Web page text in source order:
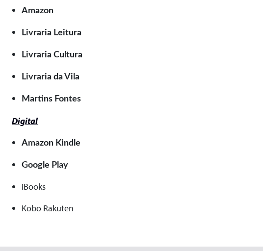
Amazon
Livraria Leitura
Livraria Cultura
Livraria da Vila
Martins Fontes
Digital
Amazon Kindle
Google Play
iBooks
Kobo Rakuten